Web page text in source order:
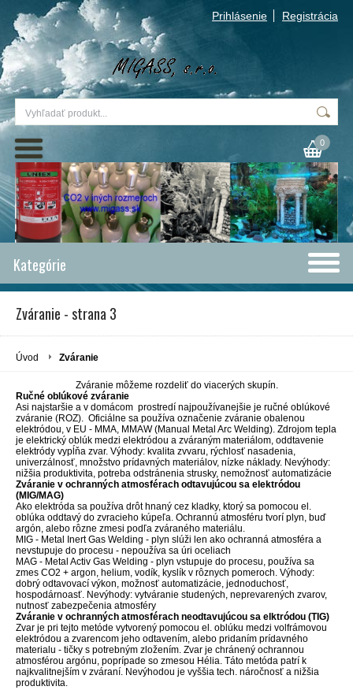
Prihlásenie Registrácia
0
Kategórie
Zváranie - strana 3
Úvod Zváranie
Zváranie môžeme rozdeliť do viacerých skupín.
Ručné oblúkové zváranie
Asi najstaršie a v domácom prostredí najpoužívanejšie je ručné oblúkové
zváranie (ROZ). Oficiálne sa používa označenie zváranie obalenou
elektródou, v EU - MMA, MMAW (Manual Metal Arc Welding). Zdrojom tepla
je elektrický oblúk medzi elektródou a zváraným materiálom, oddtavenie
elektródy vypĺňa zvar. Výhody: kvalita zvvaru, rýchlosť nasadenia,
univerzálnosť, množstvo prídavných materiálov, nízke náklady. Nevýhody:
nižšia produktivita, potreba odstránenia strusky, nemožnosť automatizácie
Zváranie v ochranných atmosférach odtavujúcou sa elektródou
(MIG/MAG)
Ako elektróda sa používa drôt hnaný cez kladky, ktorý sa pomocou el.
oblúka oddtavý do zvracieho kúpeľa. Ochrannú atmosféru tvorí plyn, buď
argón, alebo rôzne zmesi podľa zváraného materiálu.
MIG - Metal Inert Gas Welding - plyn slúži len ako ochranná atmosféra a
nevstupuje do procesu - nepoužíva sa úri oceliach
MAG - Metal Activ Gas Welding - plyn vstupuje do procesu, používa sa
zmes CO2 + argon, helium, vodík, kyslík v rôznych pomeroch. Výhody:
dobrý odtavovací výkon, možnosť automatizácie, jednoduchosť,
hospodárnoasť. Nevýhody: vytváranie studených, neprevarených zvarov,
nutnosť zabezpečenia atmosféry
Zváranie v ochranných atmosférach neodtavujúcou sa elktródou (TIG)
Zvar je pri tejto metóde vytvorený pomocou el. oblúku medzi volfrámovou
elektródou a zvarencom jeho odtavením, alebo pridaním prídavného
materialu - tičky s potrebným zložením. Zvar je chránený ochrannou
atmosférou argónu, poprípade so zmesou Hélia. Táto metóda patrí k
najkvalitnejším v zváraní. Nevýhodou je vyššia tech. náročnosť a nižšia
produktivita.